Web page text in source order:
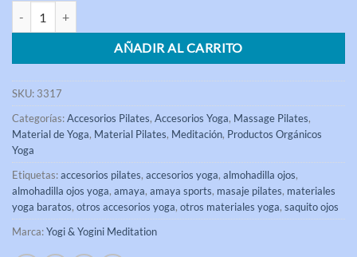
AÑADIR AL CARRITO
SKU: 3317
Categorías:Accesorios Pilates, Accesorios Yoga, Massage Pilates,
Material de Yoga, Material Pilates, Meditación, Productos Orgánicos
Yoga
Etiquetas:accesorios pilates, accesorios yoga, almohadilla ojos,
almohadilla ojos yoga, amaya, amaya sports, masaje pilates, materiales
yoga baratos, otros accesorios yoga, otros materiales yoga, saquito ojos
Marca:Yogi & Yogini Meditation